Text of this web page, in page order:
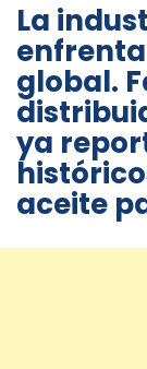
La
global.
ya
aceite